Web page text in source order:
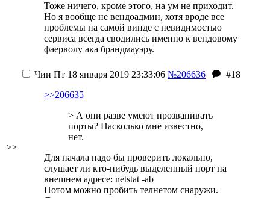
Тоже ничего, кроме этого, на ум не приходит.
Но я вообще не вендоадмин, хотя вроде все
проблемы на самой винде с невидимостью
сервиса всегда сводились именно к вендовому
фаерволу ака брандмауэру.
>>
Чии Пт 18 января 2019 23:33:06 №206636
#18
>>206635
> А они разве умеют прозванивать
порты? Насколько мне известно,
нет.
Для начала надо бы проверить локально,
слушает ли кто-нибудь выделенный порт на
внешнем адресе: netstat -ab
Потом можно пробить телнетом снаружи.